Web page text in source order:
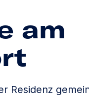
am
Residenz